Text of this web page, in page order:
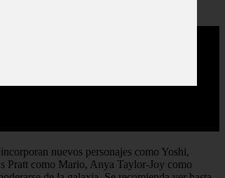
nuevos personajes como Yoshi,
Pratt como Mario, Anya Taylor-Joy como